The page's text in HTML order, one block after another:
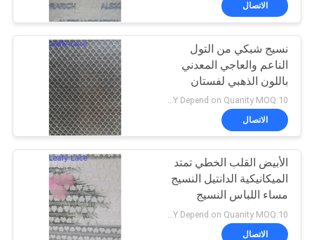
تمتد نسيج الدانتيل
قماش شبكي تول
62
الاتصال
نسيج شبكي من التول
الناعم والعاجي المعدني
باللون الذهبي لفستان
الفتاة الصغيرة
USD1.5-3/Y Depend on Quanity MOQ:10 ياردة
الاتصال
الأبيض القلب الخطي تمتد
الميكانيكية الدانتيل النسيج
مساء اللباس النسيج
USD3.5-5.5/Y Depend on Quanity MOQ:10 ياردة
الاتصال